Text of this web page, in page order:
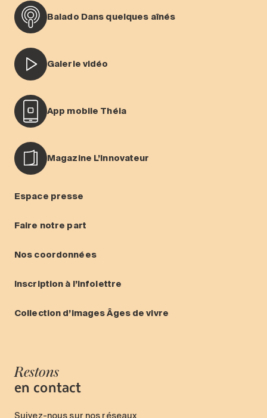
Balado Dans quelques aînés
Galerie vidéo
App mobile Théia
Magazine L’Innovateur
Espace presse
Faire notre part
Nos coordonnées
Inscription à l’infolettre
Collection d’images Âges de vivre
Restons
en contact
Suivez-nous sur nos réseaux